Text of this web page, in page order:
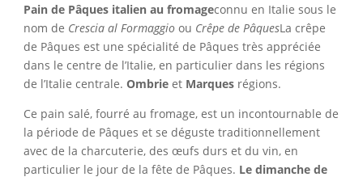
Pain de Pâques italien au fromageconnu en Italie sous le
nom de Crescia al Formaggioou Crêpe de PâquesLa crêpe
de Pâques est une spécialité de Pâques très appréciée
dans le centre de l’Italie, en particulier dans les régions
de l’Italie centrale. Ombrieet Marquesrégions.
Ce pain salé, fourré au fromage, est un incontournable de
la période de Pâques et se déguste traditionnellement
avec de la charcuterie, des œufs durs et du vin, en
particulier le jour de la fête de Pâques. Le dimanche de